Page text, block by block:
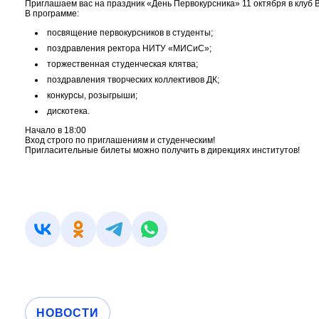
Приглашаем вас на праздник «День Первокурсника» 11 октября в клуб
В программе:
посвящение первокурсников в студенты;
поздравления ректора НИТУ «МИСиС»;
торжественная студенческая клятва;
поздравления творческих коллективов ДК;
конкурсы, розыгрыши;
дискотека.
Начало в 18:00
Вход строго по приглашениям и студенческим!
Пригласительные билеты можно получить в дирекциях институтов!
НОВОСТИ